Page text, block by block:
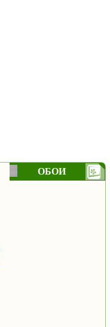
ОБОИ